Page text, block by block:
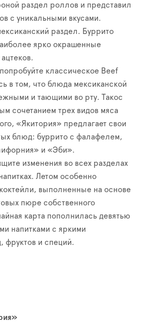
раздел роллов и представил
с уникальными вкусами.
раздел. Буррито
ярко окрашенные
классическое Beef
в том, что блюда мексиканской
и тающими во рту. Такос
сочетанием трех видов мяса
«Якитория» предлагает свои
блюд: буррито с фалафелем,
и «Эби».
изменения во всех разделах
Летом особенно
выполненные на основе
пюре собственного
карта пополнилась девятью
напитками с яркими
фруктов и специй.